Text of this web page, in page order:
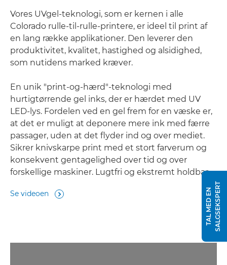
Vores UVgel-teknologi, som er kernen i alle
Colorado rulle-til-rulle-printere, er ideel til print af
en lang række applikationer. Den leverer den
produktivitet, kvalitet, hastighed og alsidighed,
som nutidens marked kræver.
En unik "print-og-hærd"-teknologi med
hurtigtørrende gel inks, der er hærdet med UV
LED-lys. Fordelen ved en gel frem for en væske er,
at det er muligt at deponere mere ink med færre
passager, uden at det flyder ind og over mediet.
Sikrer knivskarpe print med et stort farverum og
konsekvent gentagelighed over tid og over
forskellige maskiner. Lugtfri og ekstremt holdbar.
Se videoen  T
A
L
M
E
D
E
N
S
A
L
G
S
E
K
S
P
E
RT